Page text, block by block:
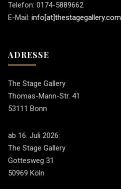
Telefon: 0174-5889662
E-Mail: info[at]thestagegallery.com
ADRESSE
The Stage Gallery
Thomas-Mann-Str. 41
53111 Bonn
ab 16. Juli 2026:
The Stage Gallery
Gottesweg 31
50969 Köln